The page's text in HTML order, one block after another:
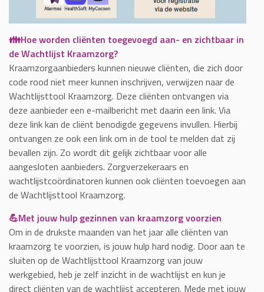
👪Hoe worden cliënten toegevoegd aan- en zichtbaar in
de Wachtlijst Kraamzorg?
Kraamzorgaanbieders kunnen nieuwe cliënten, die zich door
code rood niet meer kunnen inschrijven, verwijzen naar de
Wachtlijsttool Kraamzorg. Deze cliënten ontvangen via
deze aanbieder een e-mailbericht met daarin een link. Via
deze link kan de cliënt benodigde gegevens invullen. Hierbij
ontvangen ze ook een link om in de tool te melden dat zij
bevallen zijn. Zo wordt dit gelijk zichtbaar voor alle
aangesloten aanbieders. Zorgverzekeraars en
wachtlijstcoördinatoren kunnen ook cliënten toevoegen aan
de Wachtlijsttool Kraamzorg.
💪Met jouw hulp gezinnen van kraamzorg voorzien
Om in de drukste maanden van het jaar alle cliënten van
kraamzorg te voorzien, is jouw hulp hard nodig. Door aan te
sluiten op de Wachtlijsttool Kraamzorg van jouw
werkgebied, heb je zelf inzicht in de wachtlijst en kun je
direct cliënten van de wachtlijst accepteren. Mede met jouw